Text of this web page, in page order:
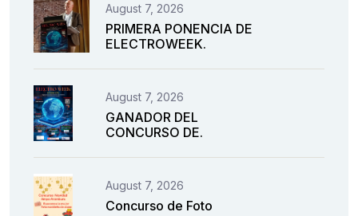
August 7, 2026
PRIMERA PONENCIA DE
ELECTROWEEK.
August 7, 2026
GANADOR DEL
CONCURSO DE.
August 7, 2026
Concurso de Foto